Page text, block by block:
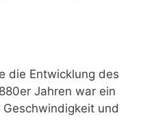
die Entwicklung des
Jahren war ein
und